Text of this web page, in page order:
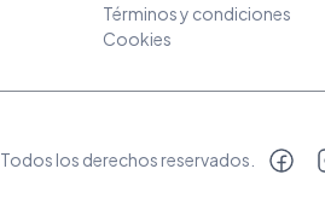
Términos y condiciones
Cookies
. Todos los derechos reservados.